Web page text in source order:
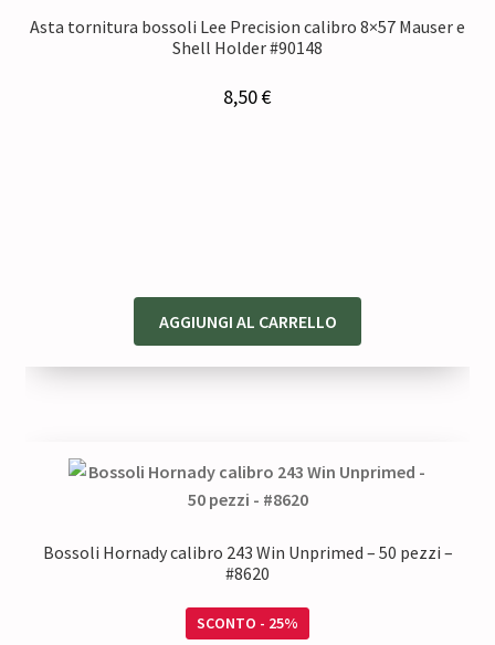
Asta tornitura bossoli Lee Precision calibro 8×57 Mauser e
Shell Holder #90148
8,50€
AGGIUNGI AL CARRELLO
Bossoli Hornady calibro 243 Win Unprimed – 50 pezzi –
#8620
SCONTO - 25%